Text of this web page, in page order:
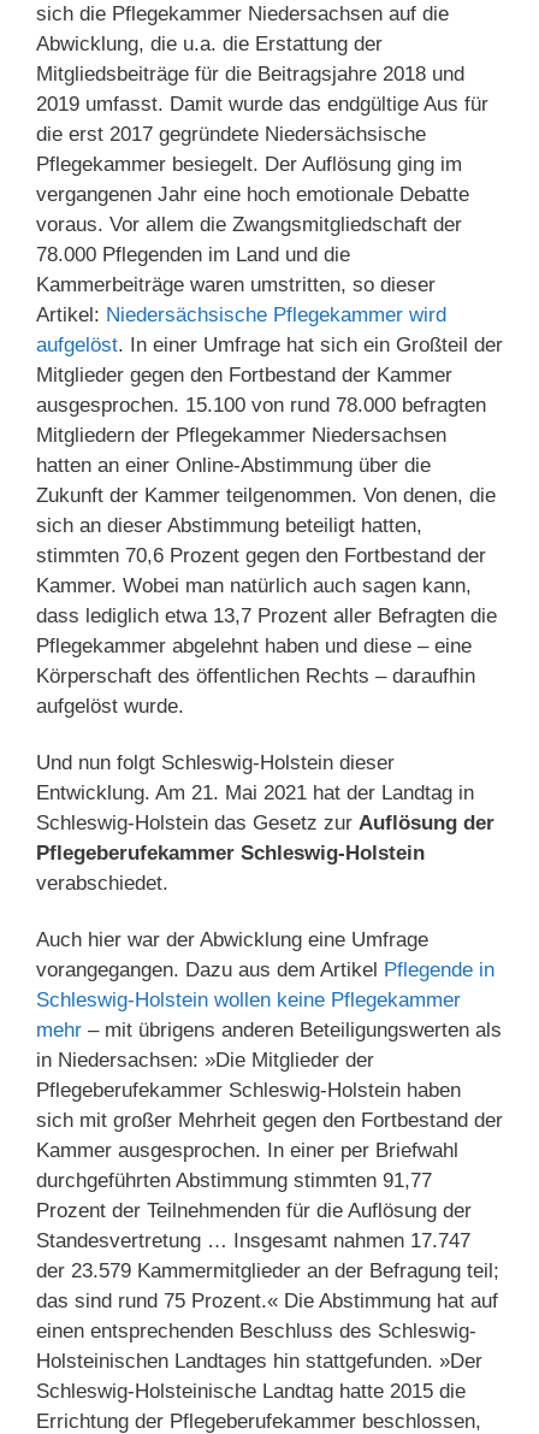
sich die Pflegekammer Niedersachsen auf die
Abwicklung, die u.a. die Erstattung der
Mitgliedsbeiträge für die Beitragsjahre 2018 und
2019 umfasst. Damit wurde das endgültige Aus für
die erst 2017 gegründete Niedersächsische
Pflegekammer besiegelt. Der Auflösung ging im
vergangenen Jahr eine hoch emotionale Debatte
voraus. Vor allem die Zwangsmitgliedschaft der
78.000 Pflegenden im Land und die
Kammerbeiträge waren umstritten, so dieser
Artikel: Niedersächsische Pflegekammer wird
aufgelöst. In einer Umfrage hat sich ein Großteil der
Mitglieder gegen den Fortbestand der Kammer
ausgesprochen. 15.100 von rund 78.000 befragten
Mitgliedern der Pflegekammer Niedersachsen
hatten an einer Online-Abstimmung über die
Zukunft der Kammer teilgenommen. Von denen, die
sich an dieser Abstimmung beteiligt hatten,
stimmten 70,6 Prozent gegen den Fortbestand der
Kammer. Wobei man natürlich auch sagen kann,
dass lediglich etwa 13,7 Prozent aller Befragten die
Pflegekammer abgelehnt haben und diese – eine
Körperschaft des öffentlichen Rechts – daraufhin
aufgelöst wurde.
Und nun folgt Schleswig-Holstein dieser
Entwicklung. Am 21. Mai 2021 hat der Landtag in
Schleswig-Holstein das Gesetz zur Auflösung der
Pflegeberufekammer Schleswig-Holstein
verabschiedet.
Auch hier war der Abwicklung eine Umfrage
vorangegangen. Dazu aus dem Artikel Pflegende in
Schleswig-Holstein wollen keine Pflegekammer
mehr – mit übrigens anderen Beteiligungswerten als
in Niedersachsen: »Die Mitglieder der
Pflegeberufekammer Schleswig-Holstein haben
sich mit großer Mehr­heit gegen den Fortbestand der
Kammer ausgesprochen. In einer per Briefwahl
durchgeführten Abstim­mung stimmten 91,77
Prozent der Teilnehmenden für die Auflösung der
Standesvertretung … Insgesamt nahmen 17.747
der 23.579 Kammermit­glieder an der Befragung teil;
das sind rund 75 Prozent.« Die Abstim­mung hat auf
einen entsprechenden Beschluss des Schleswig-
Holsteinischen Landtages hin stattge­fun­den. »Der
Schleswig-Holsteinische Landtag hatte 2015 die
Errichtung der Pflegeberufekammer beschlossen,